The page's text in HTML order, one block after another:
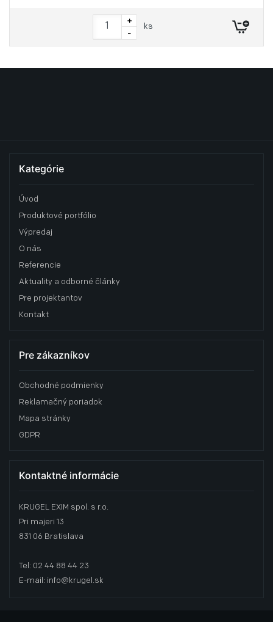
+
-
ks
Kategórie
Úvod
Produktové portfólio
Výpredaj
O nás
Referencie
Aktuality a odborné články
Pre projektantov
Kontakt
Pre zákazníkov
Obchodné podmienky
Reklamačný poriadok
Mapa stránky
GDPR
Kontaktné informácie
KRUGEL EXIM spol. s r.o.
Pri majeri 13
831 06 Bratislava
Tel: 02 44 88 44 23
E-mail: info@krugel.sk